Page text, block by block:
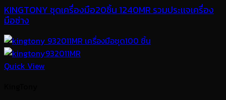
KINGTONY ชุดเครื่องมือ20ชิ้น 1240MR รวมประเเจเครื่อง
มือช่าง
Quick View